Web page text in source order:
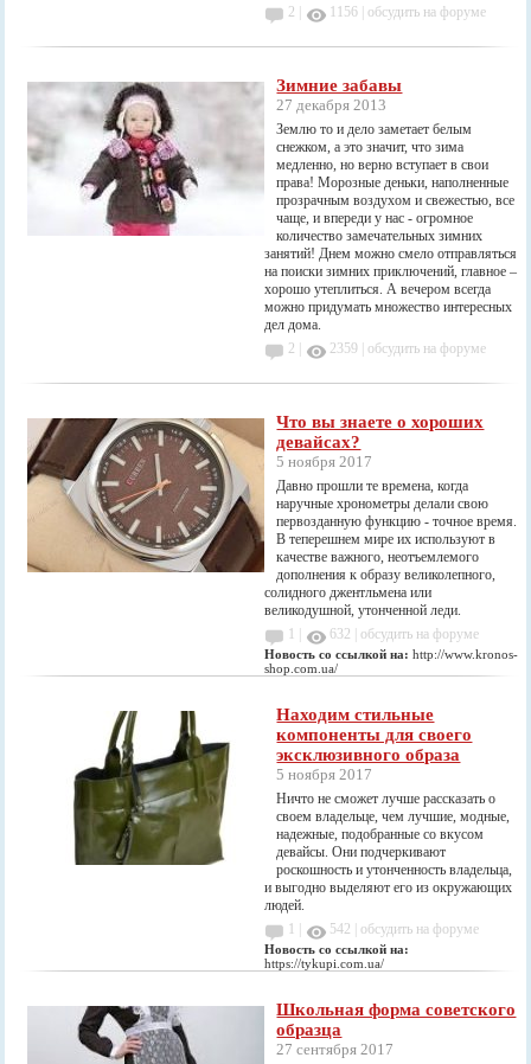
2 |
1156 |обсудить на форуме
Зимние забавы
27 декабря 2013
Землю то и дело заметает белым
снежком, а это значит, что зима
медленно, но верно вступает в свои
права! Морозные деньки, наполненные
прозрачным воздухом и свежестью, все
чаще, и впереди у нас - огромное
количество замечательных зимних
занятий! Днем можно смело отправляться
на поиски зимних приключений, главное –
хорошо утеплиться. А вечером всегда
можно придумать множество интересных
дел дома.
2 |
2359 |обсудить на форуме
Что вы знаете о хороших
девайсах?
5 ноября 2017
Давно прошли те времена, когда
наручные хронометры делали свою
первозданную функцию - точное время.
В теперешнем мире их используют в
качестве важного, неотъемлемого
дополнения к образу великолепного,
солидного джентльмена или
великодушной, утонченной леди.
1 |
632 |обсудить на форуме
Новость со ссылкой на:http://www.kronos-
shop.com.ua/
Находим стильные
компоненты для своего
эксклюзивного образа
5 ноября 2017
Ничто не сможет лучше рассказать о
своем владельце, чем лучшие, модные,
надежные, подобранные со вкусом
девайсы. Они подчеркивают
роскошность и утонченность владельца,
и выгодно выделяют его из окружающих
людей.
1 |
542 |обсудить на форуме
Новость со ссылкой на:
https://tykupi.com.ua/
Школьная форма советского
образца
27 сентября 2017